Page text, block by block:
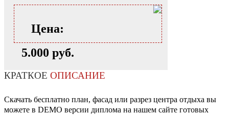
Цена:
5.000 руб.
КРАТКОЕ ОПИСАНИЕ
Скачать бесплатно план, фасад или разрез центра отдыха вы
можете в DEMO версии диплома на нашем сайте готовых